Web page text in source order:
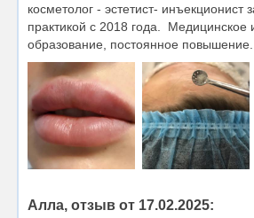
косметолог - эстетист- инъекционист
практикой с 2018 года. Медицинское
образование, постоянное повышение...
Алла, отзыв от 17.02.2025: